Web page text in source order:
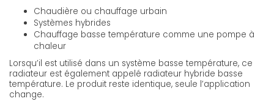
Chaudière ou chauffage urbain
Systèmes hybrides
Chauffage basse température comme une pompe à
chaleur
Lorsqu’il est utilisé dans un système basse température, ce
radiateur est également appelé radiateur hybride basse
température. Le produit reste identique, seule l’application
change.